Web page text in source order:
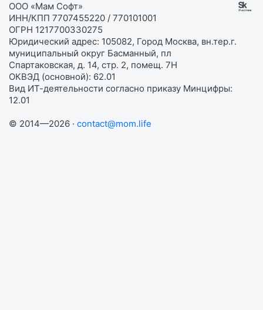
ООО «Мам Софт»
ИНН/КПП 7707455220 / 770101001
ОГРН 1217700330275
Юридический адрес: 105082, Город Москва, вн.тер.г.
муниципальный округ Басманный, пл
Спартаковская, д. 14, стр. 2, помещ. 7Н
ОКВЭД (основной): 62.01
Вид ИТ-деятельности согласно приказу Минцифры:
12.01
© 2014—2026 · contact@mom.life